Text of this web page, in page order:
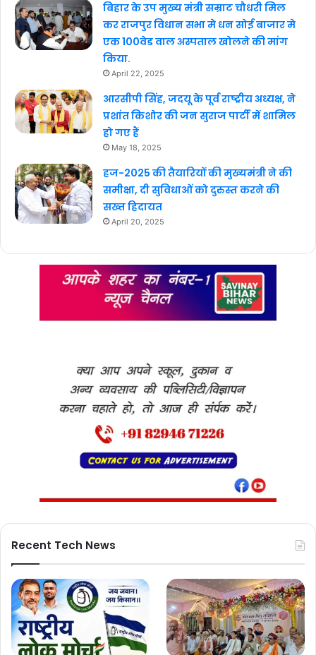
बिहार के उप मुख्य मंत्री सम्राट चौधरी मिल
कर राजपुर विधान सभा मे धन सोई बाजार मे
एक 100वेड वाल अस्पताल खोलने की मांग
किया.
April 22, 2025
आरसीपी सिंह, जदयू के पूर्व राष्ट्रीय अध्यक्ष, ने
प्रशांत किशोर की जन सुराज पार्टी में शामिल
हो गए हैं
May 18, 2025
हज-2025 की तैयारियों की मुख्यमंत्री ने की
समीक्षा, दी सुविधाओं को दुरुस्त करने की
सख्त हिदायत
April 20, 2025
Recent Tech News